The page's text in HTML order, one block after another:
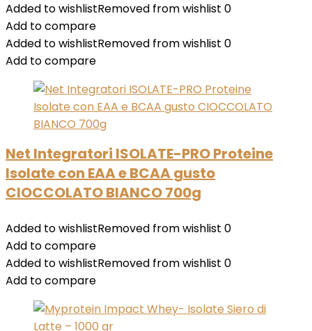
Added to wishlistRemoved from wishlist 0
Add to compare
Added to wishlistRemoved from wishlist 0
Add to compare
Net Integratori ISOLATE-PRO Proteine
Isolate con EAA e BCAA gusto
CIOCCOLATO BIANCO 700g
Added to wishlistRemoved from wishlist 0
Add to compare
Added to wishlistRemoved from wishlist 0
Add to compare